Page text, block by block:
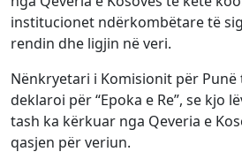
institucionet ndërkombëtare të
rendin dhe ligjin në veri.
Nënkryetari i Komisionit për Punë
deklaroi për “Epoka e Re”, se kjo
tash ka kërkuar nga Qeveria e
qasjen për veriun.